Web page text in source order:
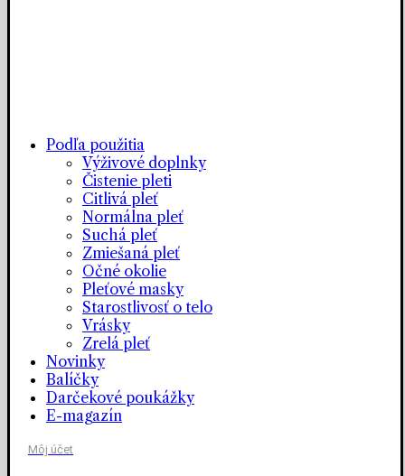
Podľa použitia
Výživové doplnky
Čistenie pleti
Citlivá pleť
Normálna pleť
Suchá pleť
Zmiešaná pleť
Očné okolie
Pleťové masky
Starostlivosť o telo
Vrásky
Zrelá pleť
Novinky
Balíčky
Darčekové poukážky
E-magazín
Môj účet